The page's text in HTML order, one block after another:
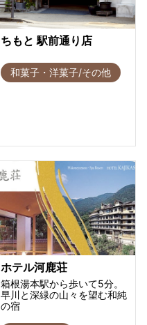
ちもと 駅前通り店
和菓子・洋菓子/その他
ホテル河鹿荘
箱根湯本駅から歩いて5分。
早川と深緑の山々を望む和純
の宿